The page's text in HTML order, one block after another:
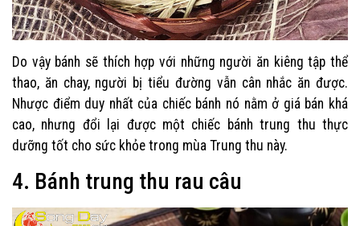
Do vậy bánh sẽ thích hợp với những người ăn kiêng tập thể
thao, ăn chay, người bị tiểu đường vẫn cân nhắc ăn được.
Nhược điểm duy nhất của chiếc bánh nó nằm ở giá bán khá
cao, nhưng đổi lại được một chiếc bánh trung thu thực
dưỡng tốt cho sức khỏe trong mùa Trung thu này.
4. Bánh trung thu rau câu